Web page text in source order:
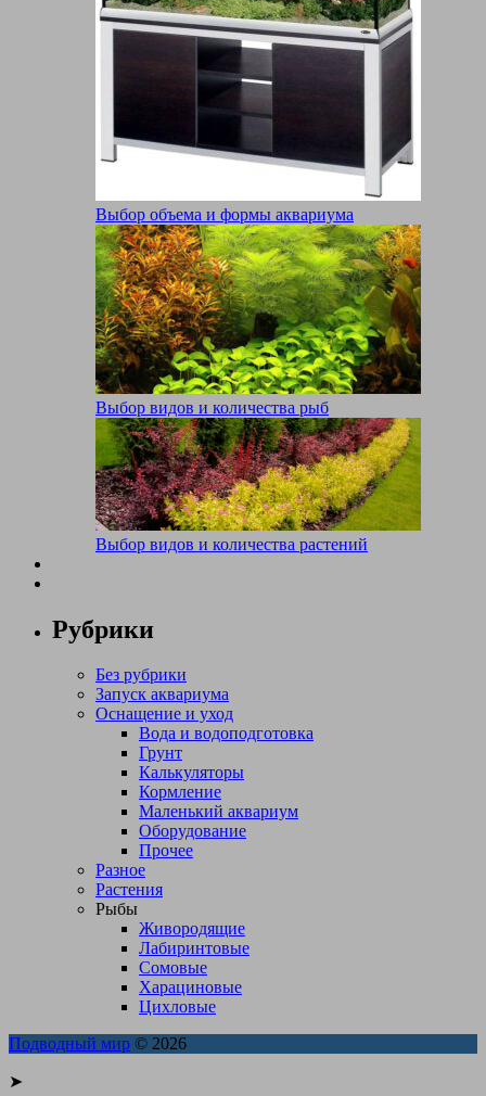
Выбор объема и формы аквариума
Выбор видов и количества рыб
Выбор видов и количества растений
Рубрики
Без рубрики
Запуск аквариума
Оснащение и уход
Вода и водоподготовка
Грунт
Калькуляторы
Кормление
Маленький аквариум
Оборудование
Прочее
Разное
Растения
Рыбы
Живородящие
Лабиринтовые
Сомовые
Харациновые
Цихловые
Подводный мир © 2026
➤